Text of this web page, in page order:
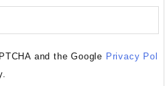
and the Google Privacy Pol